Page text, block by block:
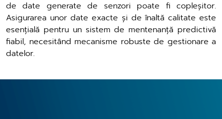
de date generate de senzori poate fi copleșitor.
Asigurarea unor date exacte și de înaltă calitate este
esențială pentru un sistem de mentenanță predictivă
fiabil, necesitând mecanisme robuste de gestionare a
datelor.